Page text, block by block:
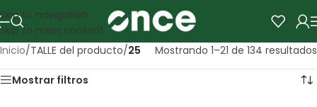
Skip to navigation
Skip to main content
Inicio/TALLE del producto/25 Mostrando 1–21 de 134 resultados
Mostrar filtros